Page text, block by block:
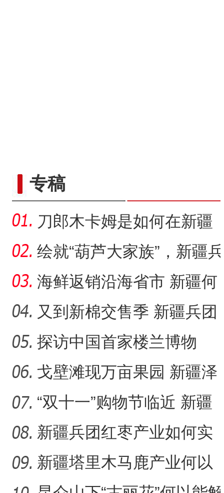
专稿
刀郎木卡姆是如何在新疆
麦盖提县有序传承的？
绘就“葫芦大家族”，新疆兵
团83岁老人为何痴迷烙
海鲜返销沿海省市 新疆何
以成中国的“大漠渔乡”？
又到新棉交售季 新疆兵团
落实棉花质量追溯成效几
何
探访中国首家楼兰博物
馆：“楼兰美女”谜几何？
戈壁滩现万亩果园 新疆泽
普“小苹果”如何成为乡村
“双十一”购物节临近 新疆
本土美妆如何“出圈”？
新疆兵团红枣产业如何实
现高质量发展？
新疆塔里木马鹿产业何以